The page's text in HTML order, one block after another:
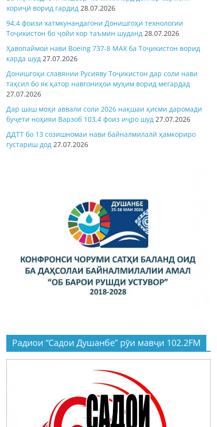
хориҷӣ ворид гардид 28.07.2026
94,4 фоизи хатмкунандагони Донишгоҳи технологии
Тоҷикистон бо ҷойи кор таъмин шуданд 28.07.2026
Ҳавопаймои нави Boeing 737-8 MAX ба Тоҷикистон ворид
карда шуд 27.07.2026
Донишгоҳи славянии Русияву Тоҷикистон дар соли нави
таҳсил бо як қатор навгониҳои муҳим ворид мегардад
27.07.2026
Дар шаш моҳи аввали соли 2026 нақшаи қисми даромади
буҷети ноҳияи Варзоб 103,4 фоиз иҷро шуд 27.07.2026
ДДТТ бо 13 созишномаи нави байналмилалӣ ҳамкориро
густариш дод 27.07.2026
Радиои “Садои Душанбе” рӯи мавҷи 102.2FM